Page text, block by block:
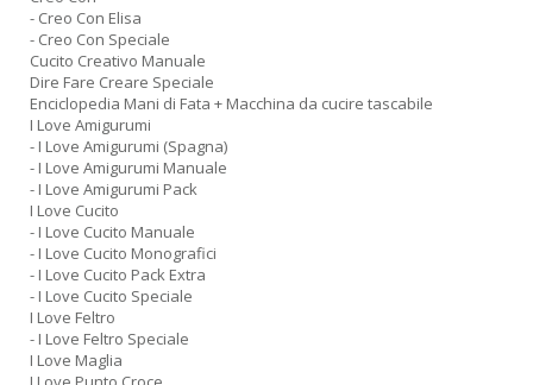
- Creo Con Elisa
- Creo Con Speciale
Cucito Creativo Manuale
Dire Fare Creare Speciale
Enciclopedia Mani di Fata + Macchina da cucire tascabile
I Love Amigurumi
- I Love Amigurumi (Spagna)
- I Love Amigurumi Manuale
- I Love Amigurumi Pack
I Love Cucito
- I Love Cucito Manuale
- I Love Cucito Monografici
- I Love Cucito Pack Extra
- I Love Cucito Speciale
I Love Feltro
- I Love Feltro Speciale
I Love Maglia